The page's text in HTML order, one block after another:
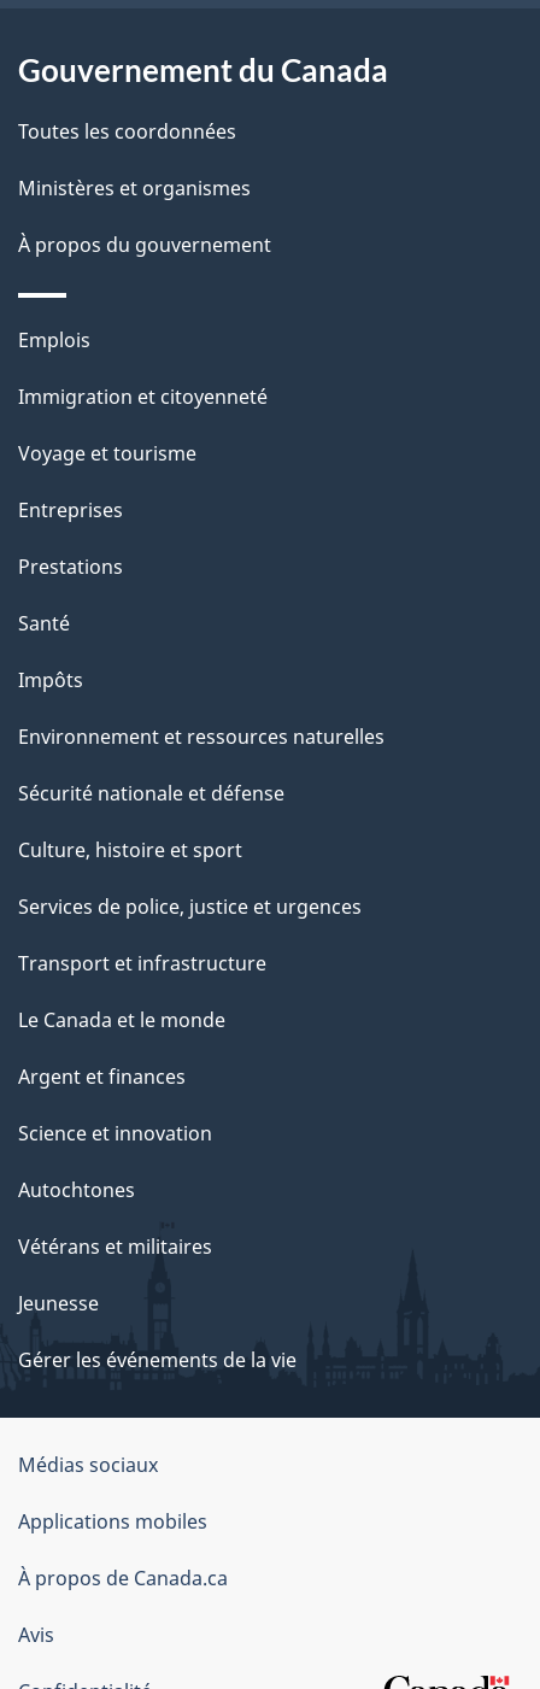
e
l
a
p
a
g
e
Gouvernement du Canada
Toutes les coordonnées
Ministères et organismes
À propos du gouvernement
Thèmes
sujets
Emplois
Immigration et citoyenneté
Voyage et tourisme
Entreprises
Prestations
Santé
Impôts
Environnement et ressources naturelles
Sécurité nationale et défense
Culture, histoire et sport
Services de police, justice et urgences
Transport et infrastructure
Le Canada et le monde
Argent et finances
Science et innovation
Autochtones
Vétérans et militaires
Jeunesse
Gérer les événements de la vie
Organisation
du
gouvernement
du
Canada
Médias sociaux
Applications mobiles
À propos de Canada.ca
Avis